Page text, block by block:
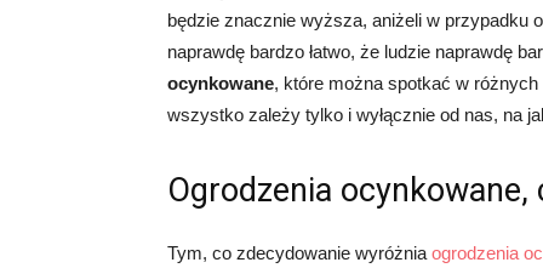
będzie znacznie wyższa, aniżeli w przypadku
naprawdę bardzo łatwo, że ludzie naprawdę
ocynkowane, które można spotkać w
wszystko zależy tylko i wyłącznie od nas, na
Ogrodzenia
Tym, co zdecydowanie wyróżnia ogrodzenia